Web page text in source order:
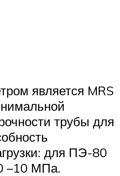
является MRS
трубы для
для ПЭ-80
–10 МПа.